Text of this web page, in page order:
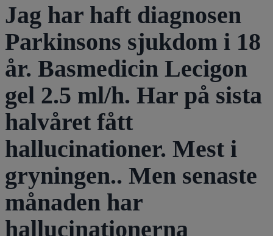
Jag har haft diagnosen
Parkinsons sjukdom i 18
år. Basmedicin Lecigon
gel 2.5 ml/h. Har på sista
halvåret fått
hallucinationer. Mest i
gryningen.. Men senaste
månaden har
hallucinationerna